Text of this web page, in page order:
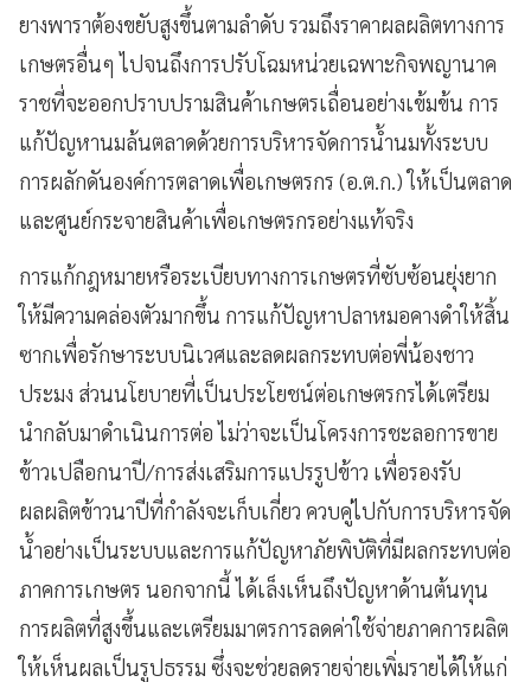
ยางพาราต้องขยับสูงขึ้นตามลำดับ รวมถึงราคาผลผลิตทางการ
เกษตรอื่นๆ ไปจนถึงการปรับโฉมหน่วยเฉพาะกิจพญานาค
ราชที่จะออกปราบปรามสินค้าเกษตรเถื่อนอย่างเข้มข้น การ
แก้ปัญหานมล้นตลาดด้วยการบริหารจัดการน้ำนมทั้งระบบ
การผลักดันองค์การตลาดเพื่อเกษตรกร (อ.ต.ก.) ให้เป็นตลาด
และศูนย์กระจายสินค้าเพื่อเกษตรกรอย่างแท้จริง
การแก้กฎหมายหรือระเบียบทางการเกษตรที่ซับซ้อนยุ่งยาก
ให้มีความคล่องตัวมากขึ้น การแก้ปัญหาปลาหมอคางดำให้สิ้น
ซากเพื่อรักษาระบบนิเวศและลดผลกระทบต่อพี่น้องชาว
ประมง ส่วนนโยบายที่เป็นประโยชน์ต่อเกษตรกรได้เตรียม
นำกลับมาดำเนินการต่อ ไม่ว่าจะเป็นโครงการชะลอการขาย
ข้าวเปลือกนาปี/การส่งเสริมการแปรรูปข้าว เพื่อรองรับ
ผลผลิตข้าวนาปีที่กำลังจะเก็บเกี่ยว ควบคู่ไปกับการบริหารจัด
น้ำอย่างเป็นระบบและการแก้ปัญหาภัยพิบัติที่มีผลกระทบต่อ
ภาคการเกษตร นอกจากนี้ ได้เล็งเห็นถึงปัญหาด้านต้นทุน
การผลิตที่สูงขึ้นและเตรียมมาตรการลดค่าใช้จ่ายภาคการผลิต
ให้เห็นผลเป็นรูปธรรม ซึ่งจะช่วยลดรายจ่ายเพิ่มรายได้ให้แก่